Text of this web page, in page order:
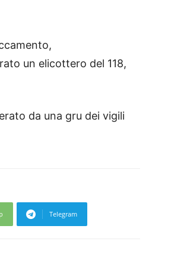
un elicottero del 118,
da una gru dei vigili
Telegram